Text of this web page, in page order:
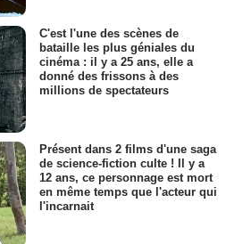
C'est l'une des scènes de
bataille les plus géniales du
cinéma : il y a 25 ans, elle a
donné des frissons à des
millions de spectateurs
Présent dans 2 films d'une saga
de science-fiction culte ! Il y a
12 ans, ce personnage est mort
en même temps que l'acteur qui
l'incarnait